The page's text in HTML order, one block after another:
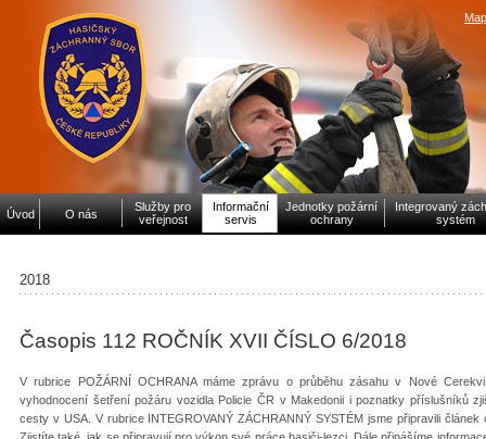
Úvod O nás
Služby pro
veřejnost
Informační
servis
Jednotky požární
ochrany
Integrovaný
systém
2018
Časopis 112 ROČNÍK XVII ČÍSLO 6/2018
V rubrice POŽÁRNÍ OCHRANA máme zprávu o průběhu zásahu v Nové
vyhodnocení šetření požáru vozidla Policie ČR v Makedonii i poznatky příslušníků
cesty v USA. V rubrice INTEGROVANÝ ZÁCHRANNÝ SYSTÉM jsme připravili